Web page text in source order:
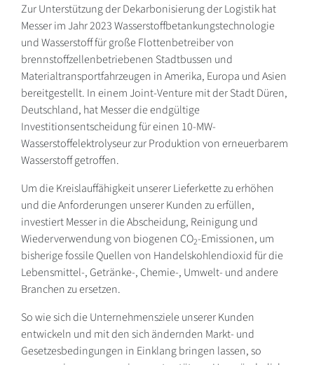
Zur Unterstützung der Dekarbonisierung der Logistik hat
Messer im Jahr 2023 Wasserstoffbetankungstechnologie
und Wasserstoff für große Flottenbetreiber von
brennstoffzellenbetriebenen Stadtbussen und
Materialtransportfahrzeugen in Amerika, Europa und Asien
bereitgestellt. In einem Joint-Venture mit der Stadt Düren,
Deutschland, hat Messer die endgültige
Investitionsentscheidung für einen 10-MW-
Wasserstoffelektrolyseur zur Produktion von erneuerbarem
Wasserstoff getroffen.
Um die Kreislauffähigkeit unserer Lieferkette zu erhöhen
und die Anforderungen unserer Kunden zu erfüllen,
investiert Messer in die Abscheidung, Reinigung und
Wiederverwendung von biogenen CO2-Emissionen, um
bisherige fossile Quellen von Handelskohlendioxid für die
Lebensmittel-, Getränke-, Chemie-, Umwelt- und andere
Branchen zu ersetzen.
So wie sich die Unternehmensziele unserer Kunden
entwickeln und mit den sich ändernden Markt- und
Gesetzesbedingungen in Einklang bringen lassen, so